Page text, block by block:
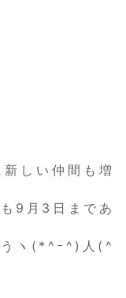
しい仲間も増
9月3日まであ
うヽ(*^ｰ^)人(^